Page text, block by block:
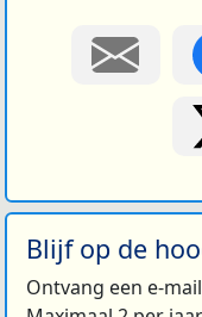
Blijf op de
Ontvang een e-